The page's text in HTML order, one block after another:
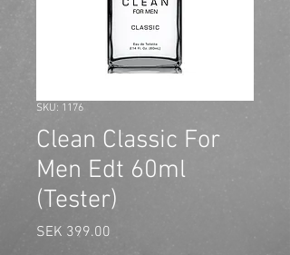
SKU: 1176
Clean Classic For
Men Edt 60ml
(Tester)
SEK 399.00